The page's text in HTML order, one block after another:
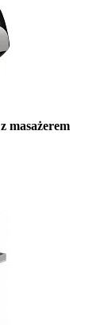
masażerem